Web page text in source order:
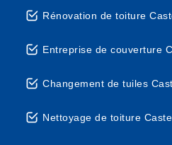
Rénovation de toiture
Entreprise de couverture
Changement de tuiles
Nettoyage de toiture